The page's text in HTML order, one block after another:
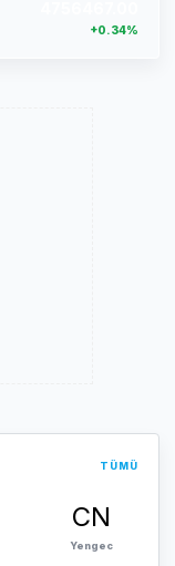
+0.34%
TÜMÜ
CN
Yengec